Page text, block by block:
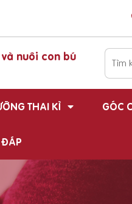
nuôi con bú
THAI KÌ GÓC
ĐÁP